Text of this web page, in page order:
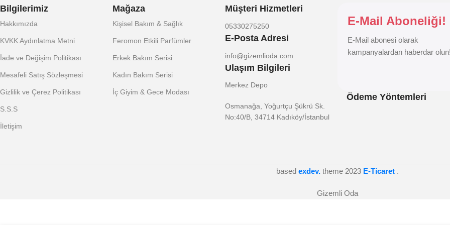
Bilgilerimiz
Hakkımızda
KVKK Aydınlatma Metni
İade ve Değişim Politikası
Mesafeli Satış Sözleşmesi
Gizlilik ve Çerez Politikası
S.S.S
İletişim
Mağaza
Kişisel Bakım & Sağlık
Feromon Etkili Parfümler
Erkek Bakım Serisi
Kadın Bakım Serisi
İç Giyim & Gece Modası
Müşteri Hizmetleri
05330275250
E-Posta Adresi
info@gizemlioda.com
Ulaşım Bilgileri
Merkez Depo
Osmanağa, Yoğurtçu Şükrü Sk.
No:40/B, 34714 Kadıköy/İstanbul
E-Mail Aboneliği!
E-Mail abonesi olarak
kampanyalardan haberdar
Ödeme Yöntemleri
based exdev. theme 2023 E-Ticaret .
Gizemli Oda